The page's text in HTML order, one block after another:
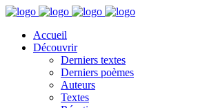
Accueil
Découvrir
Derniers textes
Derniers poèmes
Auteurs
Textes